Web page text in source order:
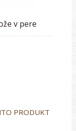
v pere
PRODUKT